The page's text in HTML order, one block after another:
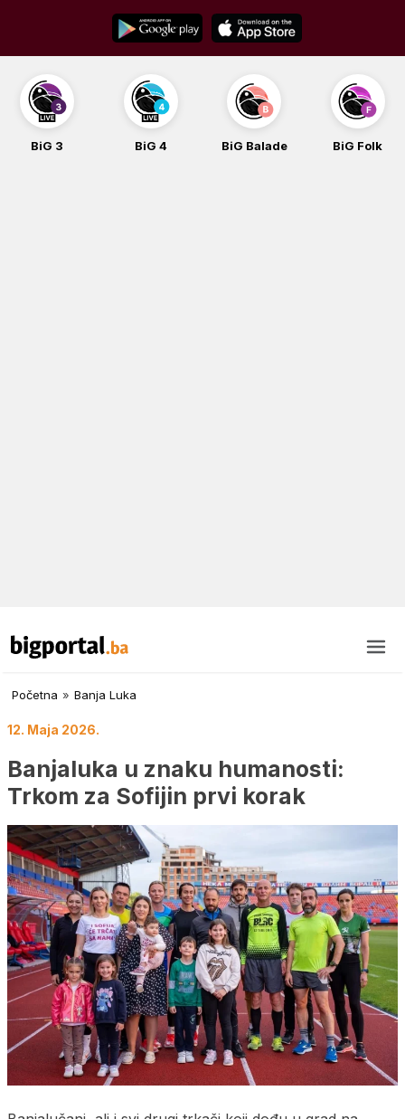
content
BiG 3 BiG 4 BiG Balade BiG Folk
Početna » Banja Luka
12. Maja 2026.
Banjaluka u znaku humanosti:
Trkom za Sofijin prvi korak